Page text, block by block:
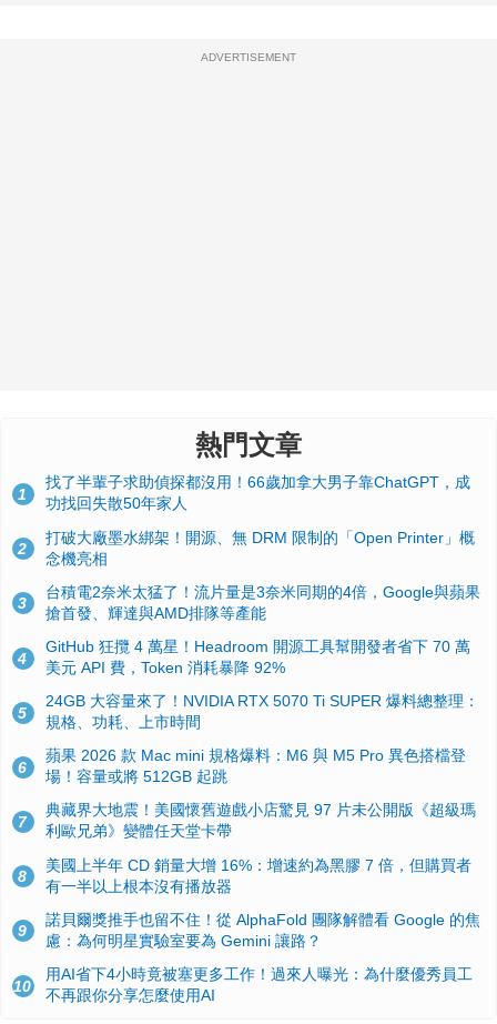
ADVERTISEMENT
熱門文章
1
找了半輩子求助偵探都沒用！66歲加拿大男子靠ChatGPT，成
功找回失散50年家人
2
打破大廠墨水綁架！開源、無 DRM 限制的「Open Printer」概
念機亮相
3
台積電2奈米太猛了！流片量是3奈米同期的4倍，Google與蘋果
搶首發、輝達與AMD排隊等產能
4
GitHub 狂攬 4 萬星！Headroom 開源工具幫開發者省下 70 萬
美元 API 費，Token 消耗暴降 92%
5
24GB 大容量來了！NVIDIA RTX 5070 Ti SUPER 爆料總整理：
規格、功耗、上市時間
6
蘋果 2026 款 Mac mini 規格爆料：M6 與 M5 Pro 異色搭檔登
場！容量或將 512GB 起跳
7
典藏界大地震！美國懷舊遊戲小店驚見 97 片未公開版《超級瑪
利歐兄弟》變體任天堂卡帶
8
美國上半年 CD 銷量大增 16%：增速約為黑膠 7 倍，但購買者
有一半以上根本沒有播放器
9
諾貝爾獎推手也留不住！從 AlphaFold 團隊解體看 Google 的焦
慮：為何明星實驗室要為 Gemini 讓路？
10
用AI省下4小時竟被塞更多工作！過來人曝光：為什麼優秀員工
不再跟你分享怎麼使用AI